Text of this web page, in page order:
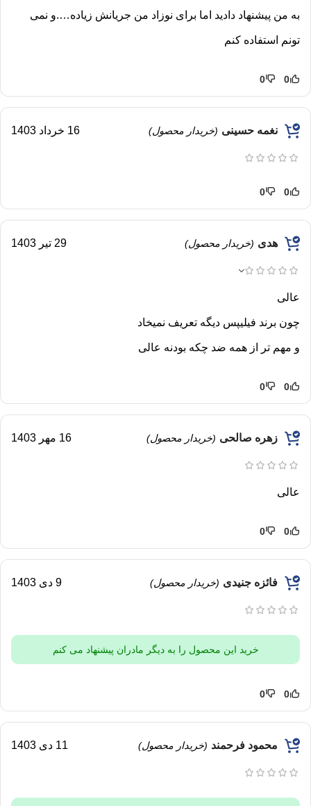
به من پیشنهاد دادید اما برای نوزاد من جریانش زیاده….و نمی
تونم استفاده کنم
0
0
نغمه حسینی (خریدار محصول) 16 خرداد 1403
0
0
هدی (خریدار محصول) 29 تیر 1403
عالی
چون برند فیلیپس دیگه تعریف نمیخاد
و مهم تر از همه ضد چکه بودنه عالی
0
0
زهره صالحی (خریدار محصول) 16 مهر 1403
عالی
0
0
فائزه جنیدی (خریدار محصول) 9 دی 1403
خرید این محصول را به دیگر مادران پیشنهاد می کنم
0
0
محمود فرحمند (خریدار محصول) 11 دی 1403